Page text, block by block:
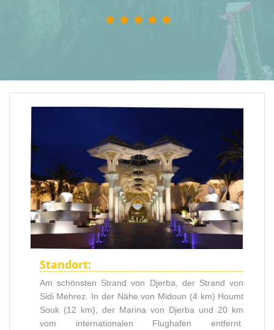
Standort:
Am schönsten Strand von Djerba, der Strand von
Sidi Mehrez. In der Nähe von Midoun (4 km) Houmt
Souk (12 km), der Marina von Djerba und 20 km
vom internationalen Flughafen entfernt.